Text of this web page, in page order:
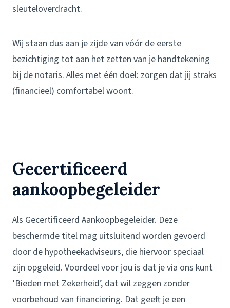
sleuteloverdracht.
Wij staan dus aan je zijde van vóór de eerste
bezichtiging tot aan het zetten van je handtekening
bij de notaris. Alles met één doel: zorgen dat jij straks
(financieel) comfortabel woont.
Gecertificeerd
aankoopbegeleider
Als Gecertificeerd Aankoopbegeleider. Deze
beschermde titel mag uitsluitend worden gevoerd
door de hypotheekadviseurs, die hiervoor speciaal
zijn opgeleid. Voordeel voor jou is dat je via ons kunt
‘Bieden met Zekerheid’, dat wil zeggen zonder
voorbehoud van financiering. Dat geeft je een